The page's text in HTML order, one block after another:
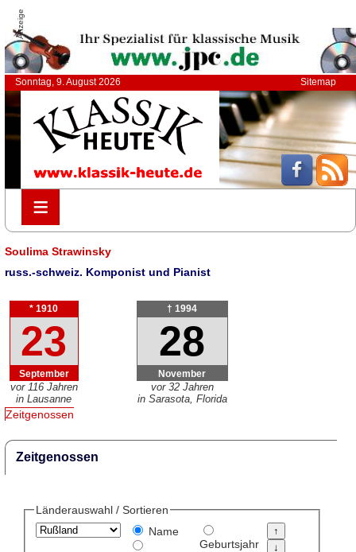
Anzeige
Sonntag, 9. August 2026 Sitemap
≡
≡
Soulima Strawinsky
russ.-schweiz. Komponist und Pianist
* 1910
23
September
vor 116 Jahren
in Lausanne
† 1994
28
November
vor 32 Jahren
in Sarasota, Florida
Zeitgenossen
Zeitgenossen
Länderauswahl / Sortieren
Name
Geburtsjahr